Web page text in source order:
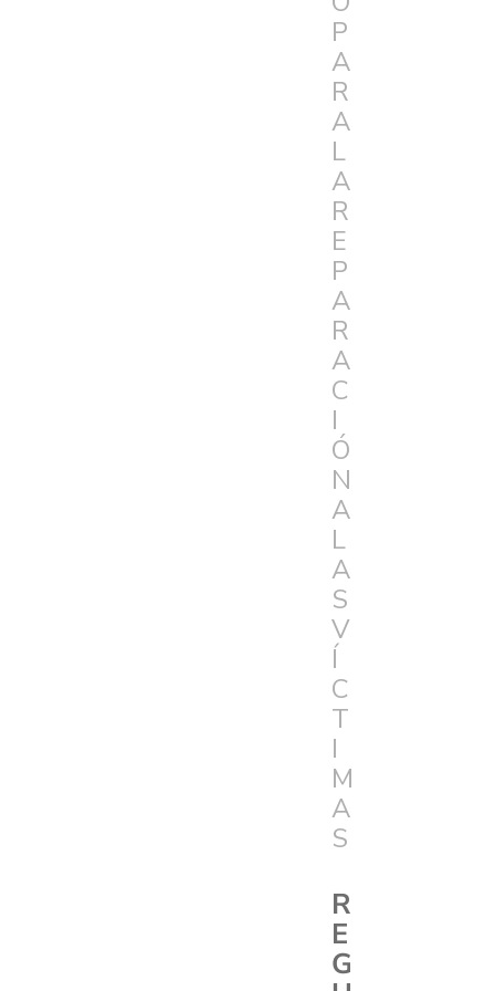
P
A
R
A
L
A
R
E
P
A
R
A
C
I
Ó
N
A
L
A
S
V
Í
C
T
I
M
A
S
R
E
G